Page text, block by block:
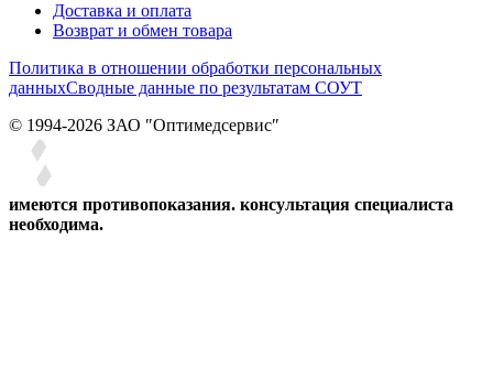
Доставка и оплата
Возврат и обмен товара
Политика в отношении обработки персональных
данныхСводные данные по результатам СОУТ
© 1994-2026 ЗАО ″Оптимедсервис″
имеются противопоказания. консультация специалиста
необходима.